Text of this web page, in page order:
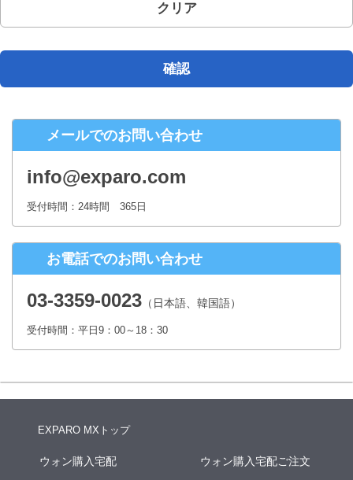
個人情報の取扱いの委託について
開示対象個人情報の開示等および問合せ窓口について
ご本人からの求めにより、当社が保有する開示対象個人情報の、利用
す。
株式会社シースクェア 個人情報お問合せ窓口
〒160-0023 東京都新宿区西新宿６丁目１２−１ パークウェストビ
ル１３階
Eメール：info@c-square.co.jp
（受付時間は、平日9時～17時30分 但し、年末年始、夏季休暇は除き
ます。）
個人情報を入力するにあたっての注意事項
回答ができない場合がございます。
本人が容易に認識できない方法による個人情報の取得
クッキーやWebビーコン等を用いるなどして、本人が容易に認識でき
クリア
確認
メールでのお問い合わせ
info@exparo.com
受付時間：24時間 365日
お電話でのお問い合わせ
03-3359-0023 （日本語、韓国語）
受付時間：平日9：00～18：30
EXPARO MXトップ
ウォン購入宅配 ウォン購入宅配ご注文